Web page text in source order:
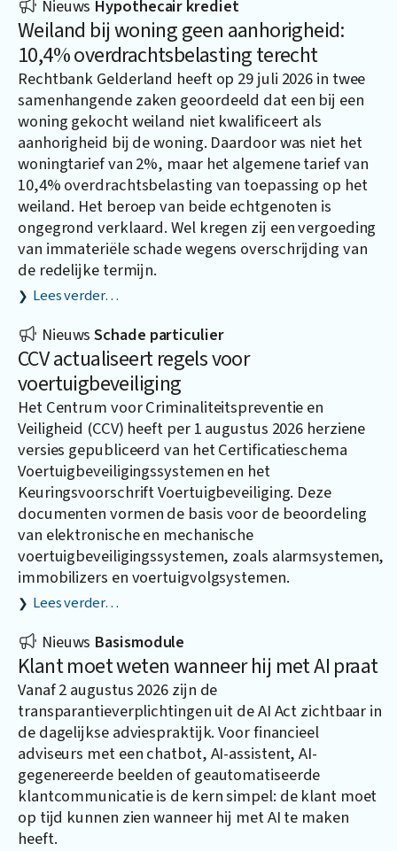
Nieuws Hypothecair krediet
Weiland bij woning geen aanhorigheid:
10,4% overdrachtsbelasting terecht
Rechtbank Gelderland heeft op 29 juli 2026 in twee
samenhangende zaken geoordeeld dat een bij een
woning gekocht weiland niet kwalificeert als
aanhorigheid bij de woning. Daardoor was niet het
woningtarief van 2%, maar het algemene tarief van
10,4% overdrachtsbelasting van toepassing op het
weiland. Het beroep van beide echtgenoten is
ongegrond verklaard. Wel kregen zij een vergoeding
van immateriële schade wegens overschrijding van
de redelijke termijn.
Lees verder…
NieuwsSchade particulier
CCV actualiseert regels voor
voertuigbeveiliging
Het Centrum voor Criminaliteitspreventie en
Veiligheid (CCV) heeft per 1 augustus 2026 herziene
versies gepubliceerd van het Certificatieschema
Voertuigbeveiligingssystemen en het
Keuringsvoorschrift Voertuigbeveiliging. Deze
documenten vormen de basis voor de beoordeling
van elektronische en mechanische
voertuigbeveiligingssystemen, zoals alarmsystemen,
immobilizers en voertuigvolgsystemen.
Lees verder…
Nieuws Basismodule
Klant moet weten wanneer hij met AI praat
Vanaf 2 augustus 2026 zijn de
transparantieverplichtingen uit de AI Act zichtbaar in
de dagelijkse adviespraktijk. Voor financieel
adviseurs met een chatbot, AI-assistent, AI-
gegenereerde beelden of geautomatiseerde
klantcommunicatie is de kern simpel: de klant moet
op tijd kunnen zien wanneer hij met AI te maken
heeft.